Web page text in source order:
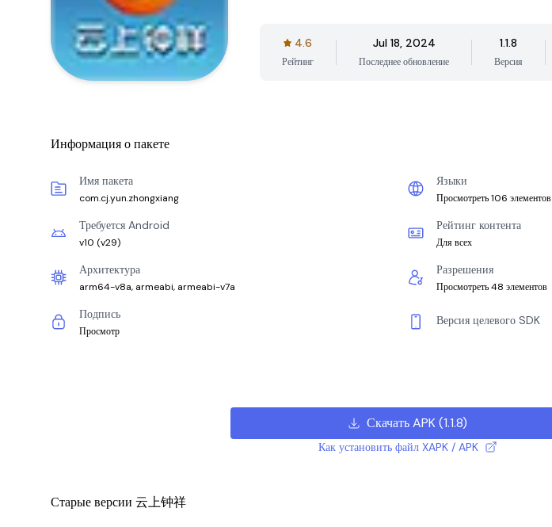
4.6
Рейтинг
Jul 18, 2024
Последнее обновление
1.1.8
Версия
Информация о пакете
Имя пакета
com.cj.yun.zhongxiang
Языки
Просмотреть 106 элементов
Требуется Android
v10 (v29)
Рейтинг контента
Для всех
Архитектура
arm64-v8a, armeabi, armeabi-v7a
Разрешения
Просмотреть 48 элементов
Подпись
Просмотр
Версия целевого SDK
Скачать APK(1.1.8)
Как установить файл XAPK / APK
Старые версии 云上钟祥